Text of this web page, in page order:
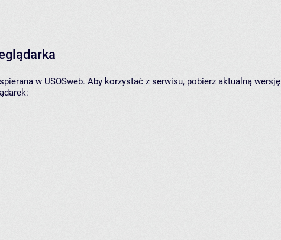
w USOSweb. Aby korzystać z serwisu, pobierz aktualną wersję